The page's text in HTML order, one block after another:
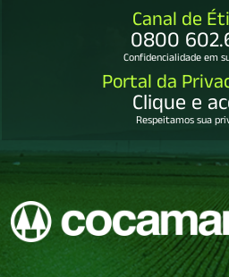
Canal de
0800
Confidencialidade em
Portal da
Clique e
Respeitamos sua